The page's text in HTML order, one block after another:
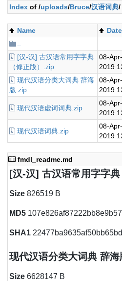
Index of /uploads/Bruce/汉语词典/
Name Date
[汉-汉] 古汉语常用字字典
（修正版）.zip
08-Apr-
2019
现代汉语分类大词典 辞海
版.zip
08-Apr-
2019
现代汉语虚词词典.zip
08-Apr-
2019
现代汉语词典.zip
08-Apr-
2019
fmdl_readme.md
[汉-汉] 古汉语常用字字
Size 826519 B
MD5
SHA1
现代汉语分类大词典 辞
Size 6628147 B